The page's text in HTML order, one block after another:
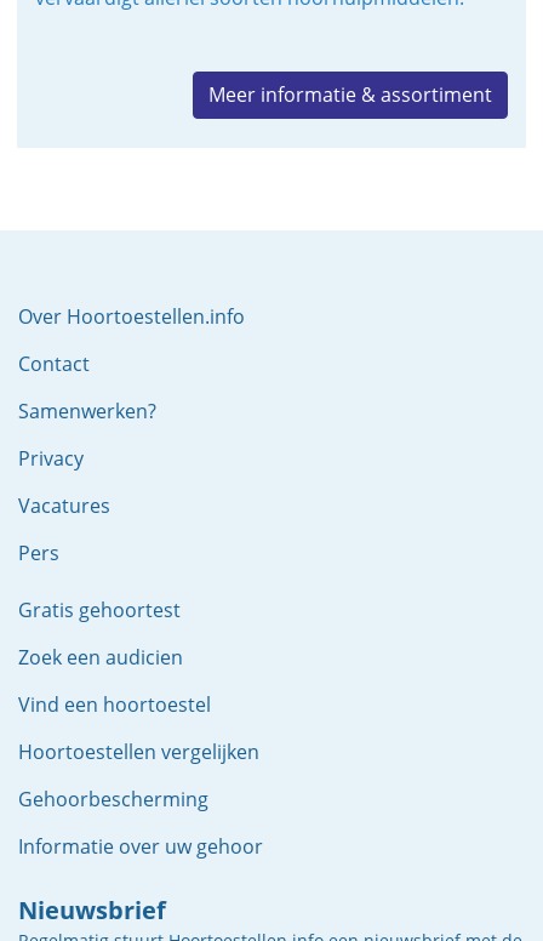
Meer informatie & assortiment
Over Hoortoestellen.info
Contact
Samenwerken?
Privacy
Vacatures
Pers
Gratis gehoortest
Zoek een audicien
Vind een hoortoestel
Hoortoestellen vergelijken
Gehoorbescherming
Informatie over uw gehoor
Nieuwsbrief